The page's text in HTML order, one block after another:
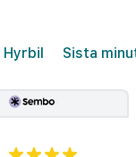
Hyrbil Sista